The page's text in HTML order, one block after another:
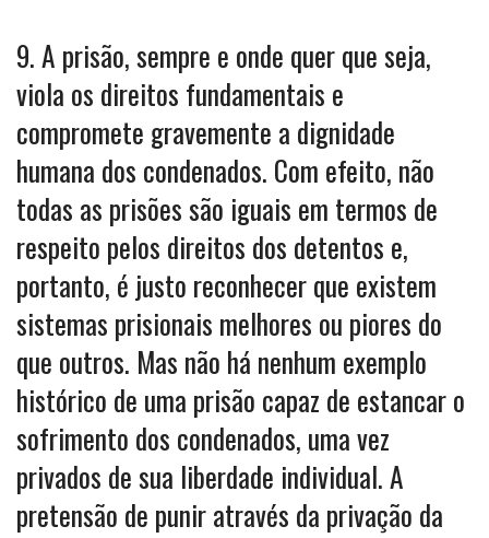
9. A prisão, sempre e onde quer que seja,
viola os direitos fundamentais e
compromete gravemente a dignidade
humana dos condenados. Com efeito, não
todas as prisões são iguais em termos de
respeito pelos direitos dos detentos e,
portanto, é justo reconhecer que existem
sistemas prisionais melhores ou piores do
que outros. Mas não há nenhum exemplo
histórico de uma prisão capaz de estancar o
sofrimento dos condenados, uma vez
privados de sua liberdade individual. A
pretensão de punir através da privação da